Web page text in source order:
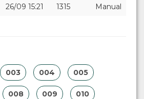
26/09 15:21 1315 Manual
003 004 005
008 009 010